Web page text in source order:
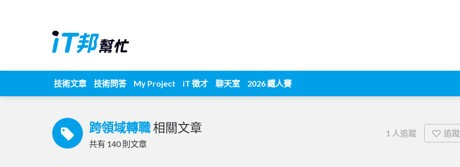
技術文章 技術問答 My Project iT 徵才 聊天室 2026 鐵人賽
跨領域轉職 相關文章
共有 140則文章
1 人追蹤 追蹤